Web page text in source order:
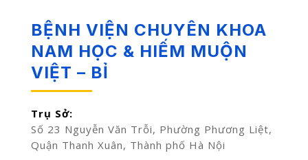
BỆNH VIỆN CHUYÊN KHOA
NAM HỌC & HIẾM MUỘN
VIỆT – BỈ
Trụ Sở:
Số 23 Nguyễn Văn Trỗi, Phường Phương Liệt,
Quận Thanh Xuân, Thành phố Hà Nội